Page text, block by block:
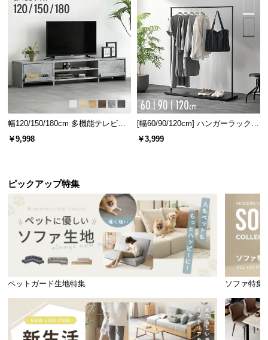
約4.5㎝
便利な扉付き収納
シェルフの最下段にある扉付き収納は、生活感のあ
る小物を隠してスッキリと収納できます。
横幅 奥行き 高さ
幅120/150/180cm 多機能テレビボ
ード 木目/石目調 オープン収納・
引き出し収納付き
￥9,998
[幅60/90/120cm] ハンガーラック
スチール 4段階高さ調節 サイドフ
ック オープンラック シンプル
￥3,999
ピックアップ特集
ペットガード生地特集 ソファ特集